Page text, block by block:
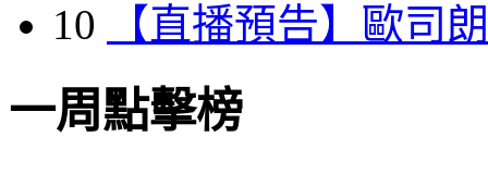
10
【直播預告】歐司
一周點擊榜